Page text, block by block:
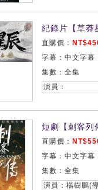
紀錄片【草莽
直購價：
字幕：中文字幕
集數：全集
演員：
短劇【刺客列
直購價：
字幕：中文字幕
集數：全集
演員：楊樹鵬(